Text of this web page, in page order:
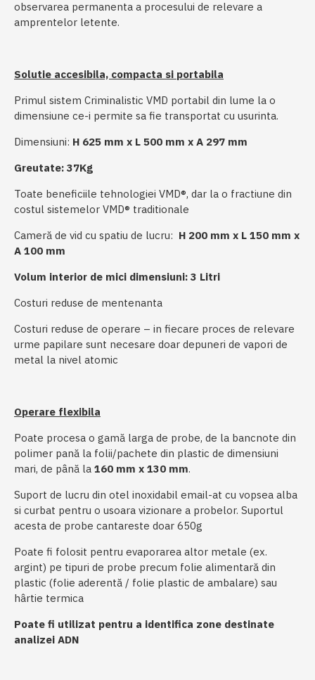
observarea permanenta a procesului de relevare a
amprentelor letente.
Solutie accesibila, compacta si portabila
Primul sistem Criminalistic VMD portabil din lume la o
dimensiune ce-i permite sa fie transportat cu usurinta.
Dimensiuni: H 625 mm x L 500 mm x A 297 mm
Greutate: 37Kg
Toate beneficiile tehnologiei VMD®, dar la o fractiune din
costul sistemelor VMD® traditionale
Cameră de vid cu spatiu de lucru: H 200 mm x L 150 mm x
A 100 mm
Volum interior de mici dimensiuni: 3 Litri
Costuri reduse de mentenanta
Costuri reduse de operare – in fiecare proces de relevare
urme papilare sunt necesare doar depuneri de vapori de
metal la nivel atomic
Operare flexibila
Poate procesa o gamă larga de probe, de la bancnote din
polimer pană la folii/pachete din plastic de dimensiuni
mari, de până la 160 mm x 130 mm.
Suport de lucru din otel inoxidabil email-at cu vopsea alba
si curbat pentru o usoara vizionare a probelor. Suportul
acesta de probe cantareste doar 650g
Poate fi folosit pentru evaporarea altor metale (ex.
argint) pe tipuri de probe precum folie alimentară din
plastic (folie aderentă / folie plastic de ambalare) sau
hârtie termica
Poate fi utilizat pentru a identifica zone destinate
analizei ADN